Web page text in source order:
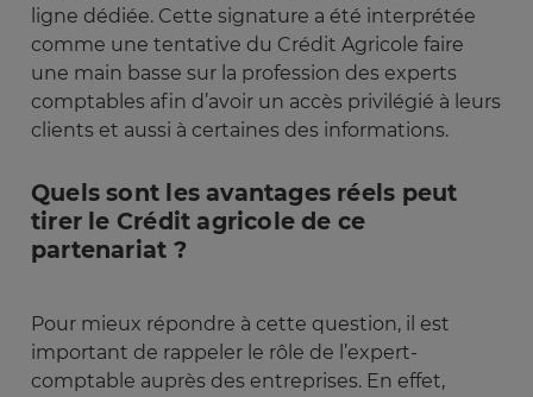
ligne dédiée. Cette signature a été interprétée
comme une tentative du Crédit Agricole faire
une main basse sur la profession des experts
comptables afin d’avoir un accès privilégié à leurs
clients et aussi à certaines des informations.
Quels sont les avantages réels peut
tirer le Crédit agricole de ce
partenariat ?
Pour mieux répondre à cette question, il est
important de rappeler le rôle de l’expert-
comptable auprès des entreprises. En effet,